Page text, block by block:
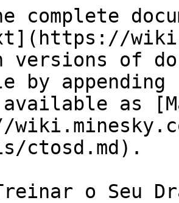
complete
versions of
by
as
ctosd.md).
o Seu